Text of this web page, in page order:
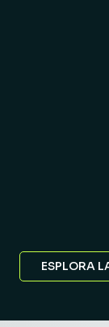
ESPLORA